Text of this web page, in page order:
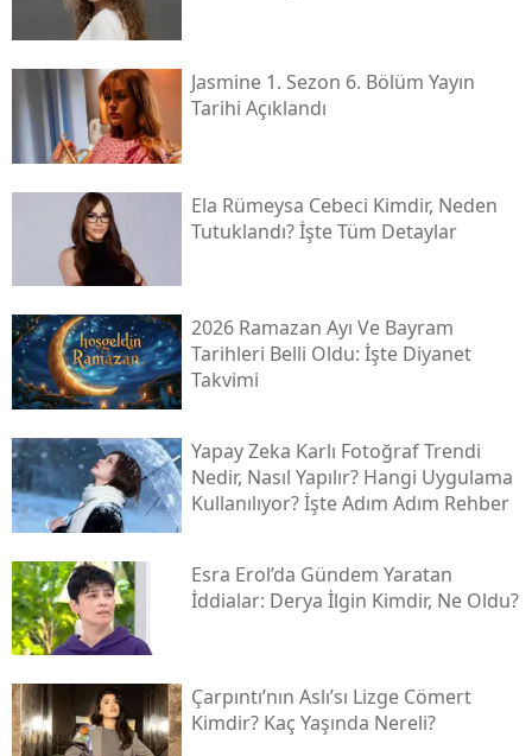
Jasmine 1. Sezon 6. Bölüm Yayın
Tarihi Açıklandı
Ela Rümeysa Cebeci Kimdir, Neden
Tutuklandı? İşte Tüm Detaylar
2026 Ramazan Ayı Ve Bayram
Tarihleri Belli Oldu: İşte Diyanet
Takvimi
Yapay Zeka Karlı Fotoğraf Trendi
Nedir, Nasıl Yapılır? Hangi Uygulama
Kullanılıyor? İşte Adım Adım Rehber
Esra Erol’da Gündem Yaratan
İddialar: Derya İlgin Kimdir, Ne Oldu?
Çarpıntı’nın Aslı’sı Lizge Cömert
Kimdir? Kaç Yaşında Nereli?